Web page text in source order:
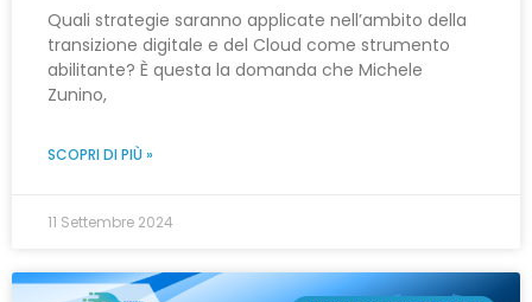
Quali strategie saranno applicate nell’ambito della
transizione digitale e del Cloud come strumento
abilitante? È questa la domanda che Michele
Zunino,
SCOPRI DI PIÙ »
11 Settembre 2024